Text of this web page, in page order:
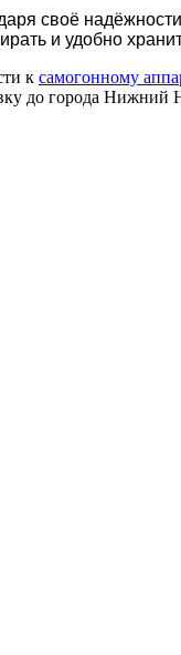
своё
и удобно
к самогонному
до города